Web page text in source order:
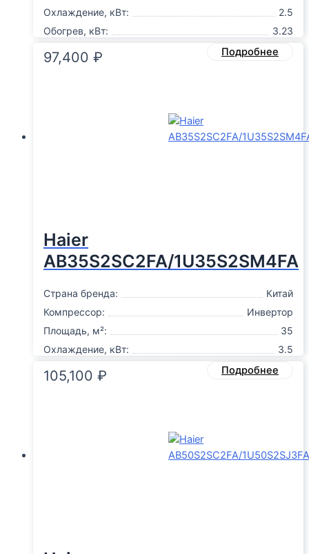
Охлаждение, кВт:
2.5
Обогрев, кВт:
3.23
97,400 ₽ Подробнее
Haier
AB35S2SC2FA/1U35S2SM4FA
Страна бренда:
Китай
Компрессор:
Инвертор
Площадь, м²:
35
Охлаждение, кВт:
3.5
105,100 ₽ Подробнее